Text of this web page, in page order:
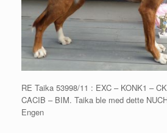
RE Taika 53998/11 : EXC – KONK1 –
CACIB – BIM. Taika ble med dette
Engen